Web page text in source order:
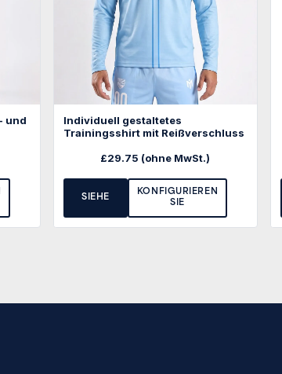
und
Individuell gestaltetes
Trainingsshirt mit Reißverschluss
£29.75 (ohne MwSt.)
SIEHE
KONFIGURIEREN
SIE